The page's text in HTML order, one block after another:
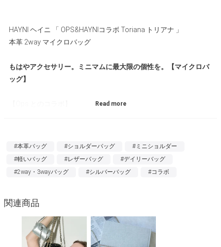
HAYNI ヘイニ 「 OPS&HAYNIコラボ Toriana トリアナ 」
本革 2way マイクロバッグ
もはやアクセサリー。ミニマムに最大限の個性を。【マイクロバ
ッグ】
【軽やかに、ドラマチックに】
なりそうなマイクロサイズでお仕立て。機能性もデザイン性も素
材感も、いろいろよくばったこだわりの一品。
【厳選した上質素材を使用】
#本革バッグ #ショルダーバッグ
#ミニショルダー
#軽いバッグ
#レザーバッグ
#デイリーバッグ
#2way・3wayバッグ
#シルバーバッグ #コラボ
関連商品